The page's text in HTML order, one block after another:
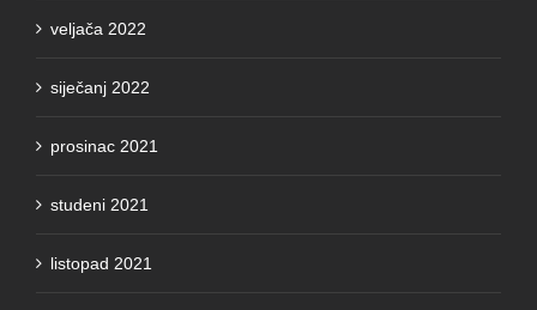
veljača 2022
siječanj 2022
prosinac 2021
studeni 2021
listopad 2021